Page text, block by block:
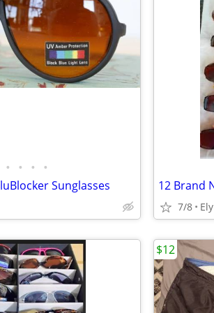
• • • •
Sunglasses
7/8 Ely
$12